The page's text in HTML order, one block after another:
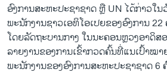
ພາສາຕ່າງໆ
ອົງການສະຫະປະຊາຊາດ ຫຼື UN ໄດ້ກ່າວໃ
ພະນັກງານຊາວເອທິໂອເປຍຂອງອົງການ
ໂດຍລັດຖະບານກາງ ໃນນະຄອນຫຼວງອາດິສ
ລາຍງານຂອງການເຂົ້າກວດຄົ້ນທີ່ແນເປົ້າໝ
ພະນັກງານຂອງອົງການສະຫະປະຊາຊາດ 6